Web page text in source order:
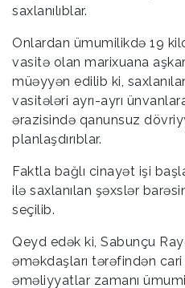
saxlanılıblar.
Onlardan ümumilikdə 19
vasitə olan marixuana
müəyyən edilib ki,
vasitələri ayrı-ayrı
ərazisində qanunsuz
planlaşdırıblar.
Faktla bağlı cinayət işi
ilə saxlanılan şəxslər
seçilib.
Qeyd edək ki, Sabunçu
əməkdaşları tərəfindən
əməliyyatlar zamanı